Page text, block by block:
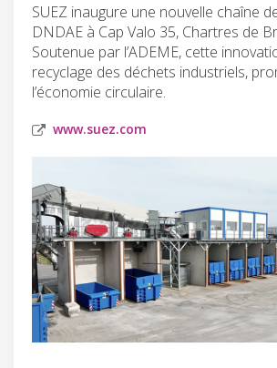
SUEZ inaugure une nouvelle chaîne
DNDAE à Cap Valo 35, Chartres de
Soutenue par l’ADEME, cette
recyclage des déchets industriels,
l’économie circulaire.
www.suez.com